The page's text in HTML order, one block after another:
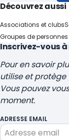
Découvrez aussi
Associations et clubs
Groupes de
Inscrivez-vous
Pour en savoir
utilise et protège
Vous pouvez
moment.
ADRESSE EMAIL